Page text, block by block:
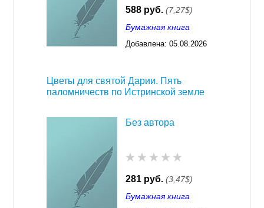
588 руб. (7,27$)
Бумажная книга
Добавлена: 05.08.2026
Цветы для святой Дарии. Пять
паломничеств по Истринской земле
Без автора
281 руб. (3,47$)
Бумажная книга